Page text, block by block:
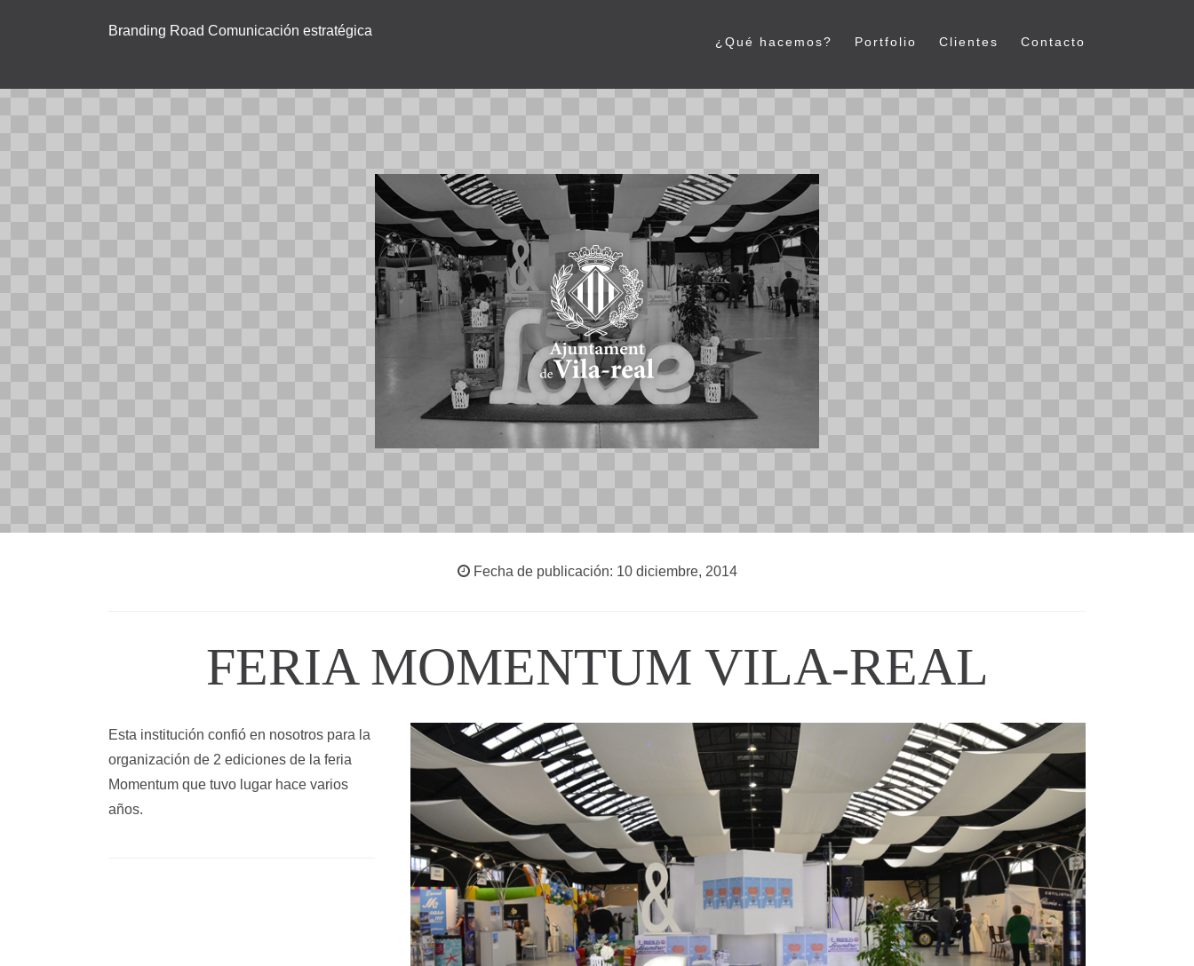
Branding Road Comunicación estratégica
¿Qué hacemos? Portfolio Clientes Contacto
Fecha de publicación: 10 diciembre, 2014
FERIA MOMENTUM VILA-REAL
Esta institución confió en nosotros para la
organización de 2 ediciones de la feria
Momentum que tuvo lugar hace varios
años.